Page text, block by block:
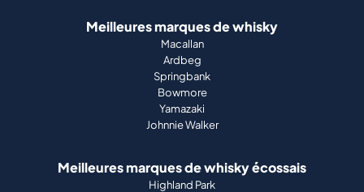
Meilleures marques de whisky
Macallan
Ardbeg
Springbank
Bowmore
Yamazaki
Johnnie Walker
Meilleures marques de whisky écossais
Highland Park